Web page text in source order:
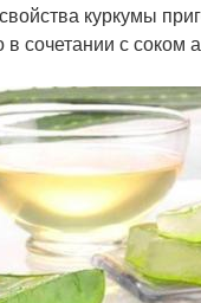
куркумы
сочетании с соком